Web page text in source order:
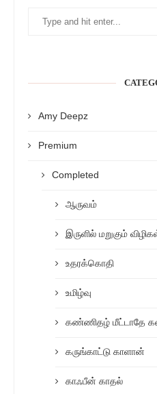
Amy Deepz
Premium
Completed
ஆருவம்
இருளில் மறுகும்
உதரக்கொதி
உமிழ்வு
கண்ணிதழ் மீட்டாதே
கருங்காட்டு காளான்
காஃபீன் காதல்